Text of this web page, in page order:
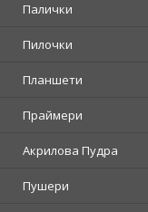
Палички
Пилочки
Планшети
Праймери
Акрилова Пудра
Пушери